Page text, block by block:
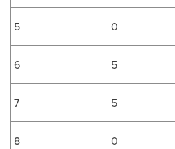
5 0
6 5
7 5
8 0